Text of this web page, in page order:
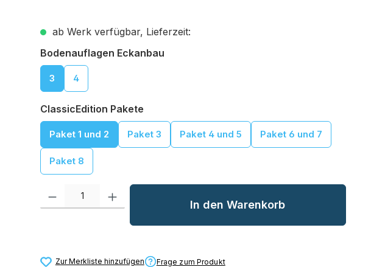
ab Werk verfügbar, Lieferzeit:
Bodenauflagen Eckanbauauswählen
3 4
ClassicEdition Paketeauswählen
Paket 1 und 2 Paket 3 Paket 4 und 5 Paket 6 und 7
Paket 8
Produkt Anzahl: Gib den gewünschten Wert ein oder benutze die Schaltflächen
In den Warenkorb
Zur Merkliste hinzufügen Frage zum Produkt